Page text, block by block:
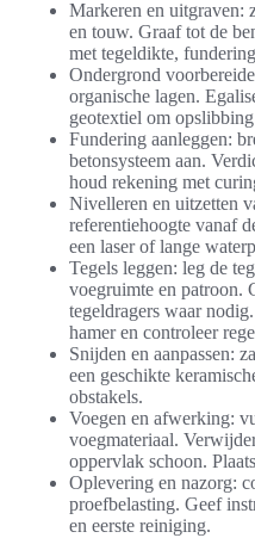
Markeren en uitgraven:
en touw. Graaf tot de
met tegel­dikte,
Ondergrond
organische lagen.
geotextiel om
Fundering aanleggen:
betonsysteem aan.
houd rekening met
Nivelleren en uitzetten
referentiehoogte vanaf
een laser of lange
Tegels leggen: leg de
voegruimte en patroon.
tegeldragers waar
hamer en controleer
Snijden en aanpassen:
een geschikte
obstakels.
Voegen en afwerking:
voegmateriaal.
oppervlak schoon.
Oplevering en nazorg:
proefbelasting. Geef
en eerste reiniging.